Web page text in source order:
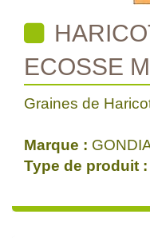
ECOSSE
Graines de
Marque :
Type de produit :